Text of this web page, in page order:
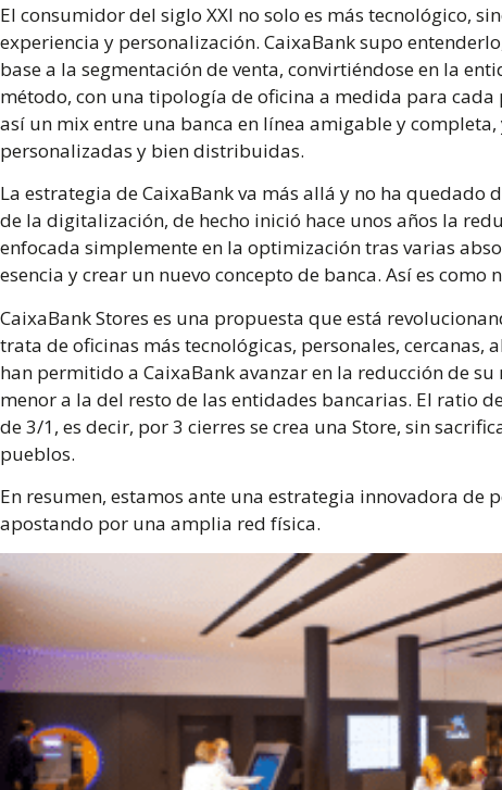
El consumidor del siglo XXI no solo es más tecnológico,
experiencia y personalización. CaixaBank supo
base a la segmentación de venta, convirtiéndose en la
método, con una tipología de oficina a medida para
así un mix entre una banca en línea amigable y
personalizadas y bien distribuidas.
La estrategia de CaixaBank va más allá y no ha quedado
de la digitalización, de hecho inició hace unos años la
enfocada simplemente en la optimización tras varias
esencia y crear un nuevo concepto de banca. Así es como
CaixaBank Stores es una propuesta que está
trata de oficinas más tecnológicas, personales, cercanas,
han permitido a CaixaBank avanzar en la reducción de
menor a la del resto de las entidades bancarias. El ratio
de 3/1, es decir, por 3 cierres se crea una Store, sin
pueblos.
En resumen, estamos ante una estrategia innovadora de
apostando por una amplia red física.